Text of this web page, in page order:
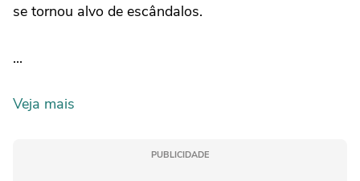
se tornou alvo de escândalos.
...
Veja mais
PUBLICIDADE